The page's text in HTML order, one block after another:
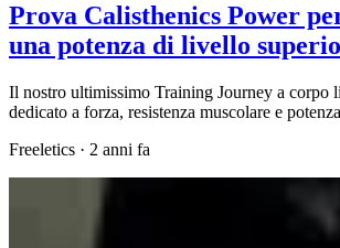
Prova Calisthenics Power
una potenza di livello
Il nostro ultimissimo Training Journey a corpo
dedicato a forza, resistenza muscolare e
Freeletics · 2 anni fa